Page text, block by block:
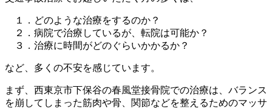
１．どのような治療をするのか？
２．病院で治療しているが、転院は可能か？
３．治療に時間がどのぐらいかかるか？
など、多くの不安を感じています。
まず、西東京市下保谷の春風堂接骨院での治療は、バランス
を崩してしまった筋肉や骨、関節などを整えるためのマッサ